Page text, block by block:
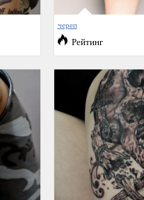
череп
Рейтинг